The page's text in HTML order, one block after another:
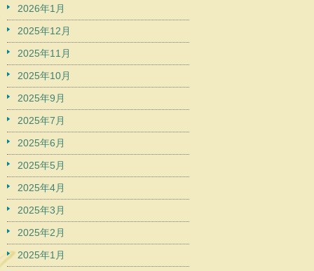
2026年1月
2025年12月
2025年11月
2025年10月
2025年9月
2025年7月
2025年6月
2025年5月
2025年4月
2025年3月
2025年2月
2025年1月